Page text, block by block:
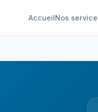
AccueilNos